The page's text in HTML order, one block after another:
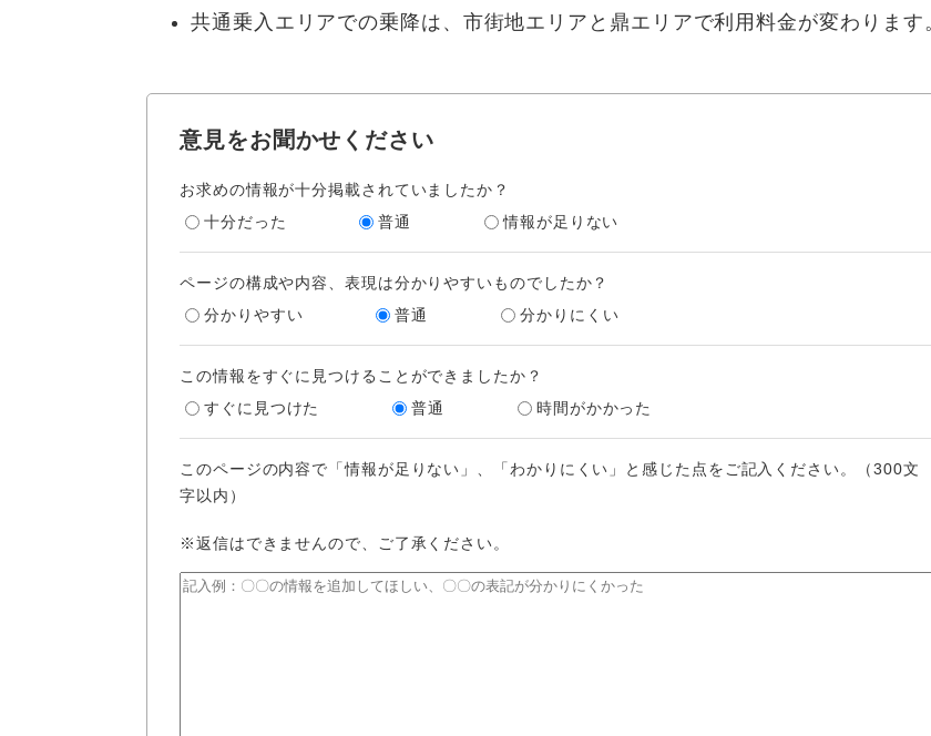
共通乗入エリアでの乗降は、市街地エリアと鼎エリアで利用料金が変わります
意見をお聞かせください
お求めの情報が十分掲載されていましたか？
十分だった
普通 情報が足りない
ページの構成や内容、表現は分かりやすいものでしたか？
分かりやすい
普通 分かりにくい
この情報をすぐに見つけることができましたか？
すぐに見つけた
普通 時間がかかった
このページの内容で「情報が足りない」、「わかりにくい」と感じた点をご記入ください。（300文
字以内）
※返信はできませんので、ご了承ください。